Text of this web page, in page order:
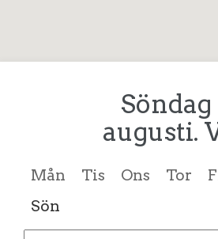
Söndag
augusti.
Mån Tis Ons Tor
Sön